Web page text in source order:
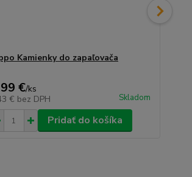
Kamienky do zapaľovača
€/ks
€ bez DPH Skladom
Pridať do košíka